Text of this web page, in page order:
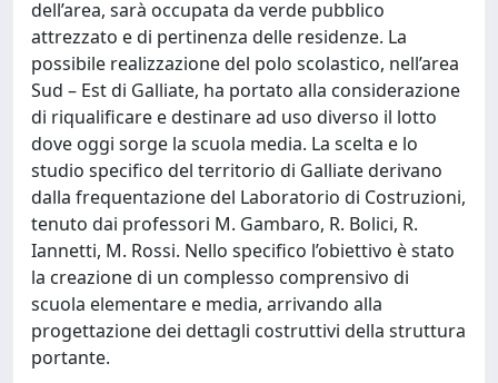
dell’area, sarà occupata da verde pubblico
attrezzato e di pertinenza delle residenze. La
possibile realizzazione del polo scolastico, nell’area
Sud – Est di Galliate, ha portato alla considerazione
di riqualificare e destinare ad uso diverso il lotto
dove oggi sorge la scuola media. La scelta e lo
studio specifico del territorio di Galliate derivano
dalla frequentazione del Laboratorio di Costruzioni,
tenuto dai professori M. Gambaro, R. Bolici, R.
Iannetti, M. Rossi. Nello specifico l’obiettivo è stato
la creazione di un complesso comprensivo di
scuola elementare e media, arrivando alla
progettazione dei dettagli costruttivi della struttura
portante.